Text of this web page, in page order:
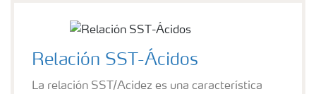
Relación SST-Ácidos
La relación SST/Acidez es una característica